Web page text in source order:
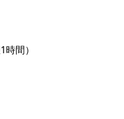
間）